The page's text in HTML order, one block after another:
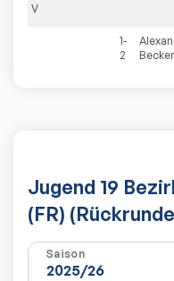
V
1-
2
Becker
Jugend 19
(FR)
Saison